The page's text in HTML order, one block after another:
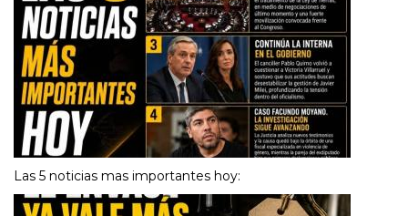
Las 5 noticias mas importantes hoy: